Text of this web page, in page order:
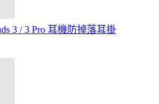
3 / 3 Pro 耳機防掉落耳掛